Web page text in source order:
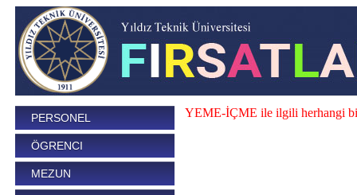
YEME-İÇME ile ilgili herhangi
PERSONEL
ÖGRENCI
MEZUN